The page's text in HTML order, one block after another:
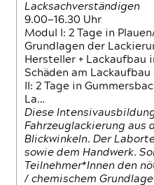
Lacksachverständigen
9.00—16.30 Uhr
Modul I: 2 Tage in
Grundlagen der
Hersteller + Lackaufbau
Schäden am Lackaufbau
II: 2 Tage in
La…
Diese
Fahrzeuglackierung aus
Blickwinkeln. Der
sowie dem Handwerk.
Teilnehmer*Innen den
/ chemischem